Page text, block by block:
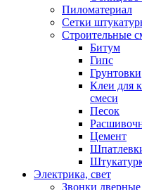
Пиломатериал
Сетки
Строительные
Битум
Гипс
Грунтовки
Клеи для
смеси
Песок
Цемент
Электрика, свет
Звонки дверные